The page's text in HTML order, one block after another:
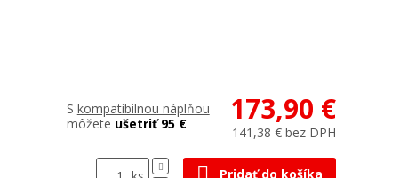
S kompatibilnou náplňou
môžete ušetriť 95 € 173,90 €
141,38 € bez DPH
Pridať do košíka